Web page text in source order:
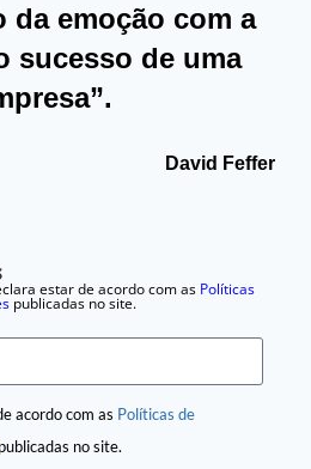
da emoção com a
sucesso de uma
David Feffer
estar de acordo com as Políticas
publicadas no site.
acordo com as Políticas de
publicadas no site.